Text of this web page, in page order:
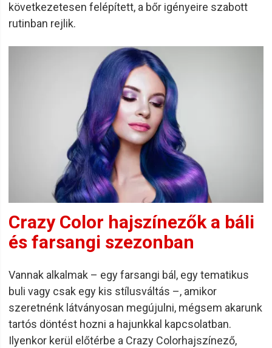
következetesen felépített, a bőr igényeire szabott
rutinban rejlik.
Crazy Color hajszínezők a báli
és farsangi szezonban
Vannak alkalmak – egy farsangi bál, egy tematikus
buli vagy csak egy kis stílusváltás –, amikor
szeretnénk látványosan megújulni, mégsem akarunk
tartós döntést hozni a hajunkkal kapcsolatban.
Ilyenkor kerül előtérbe a Crazy Colorhajszínező,